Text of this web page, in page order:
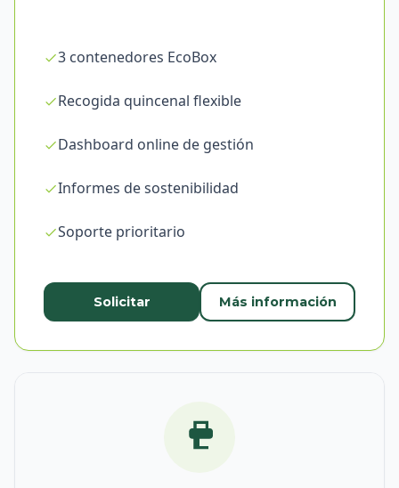
3 contenedores EcoBox
Recogida quincenal flexible
Dashboard online de gestión
Informes de sostenibilidad
Soporte prioritario
Solicitar Más información